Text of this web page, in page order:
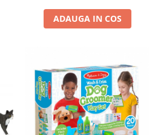
ADAUGA IN COS